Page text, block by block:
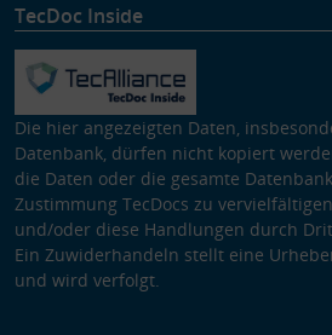
TecDoc Inside
Die hier angezeigten Daten,
Datenbank, dürfen nicht kopiert
die Daten oder die gesamte
Zustimmung TecDocs zu
und/oder diese Handlungen durch
Ein Zuwiderhandeln stellt eine
und wird verfolgt.